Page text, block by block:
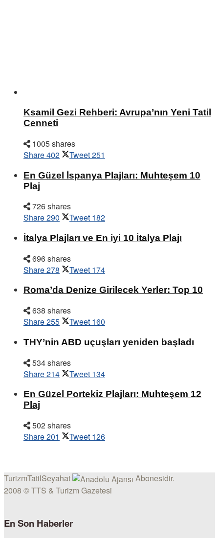
Ksamil Gezi Rehberi: Avrupa’nın Yeni Tatil
Cenneti
1005 shares
Share402 Tweet251
En Güzel İspanya Plajları: Muhteşem 10
Plaj
726 shares
Share290 Tweet 182
İtalya Plajları ve En iyi 10 İtalya Plajı
696 shares
Share278 Tweet 174
Roma’da Denize Girilecek Yerler: Top 10
638 shares
Share255 Tweet 160
THY’nin ABD uçuşları yeniden başladı
534 shares
Share214 Tweet 134
En Güzel Portekiz Plajları: Muhteşem 12
Plaj
502 shares
Share201 Tweet 126
TurizmTatilSeyahat
Abonesidir.
2008 © TTS & Turizm Gazetesi
En Son Haberler